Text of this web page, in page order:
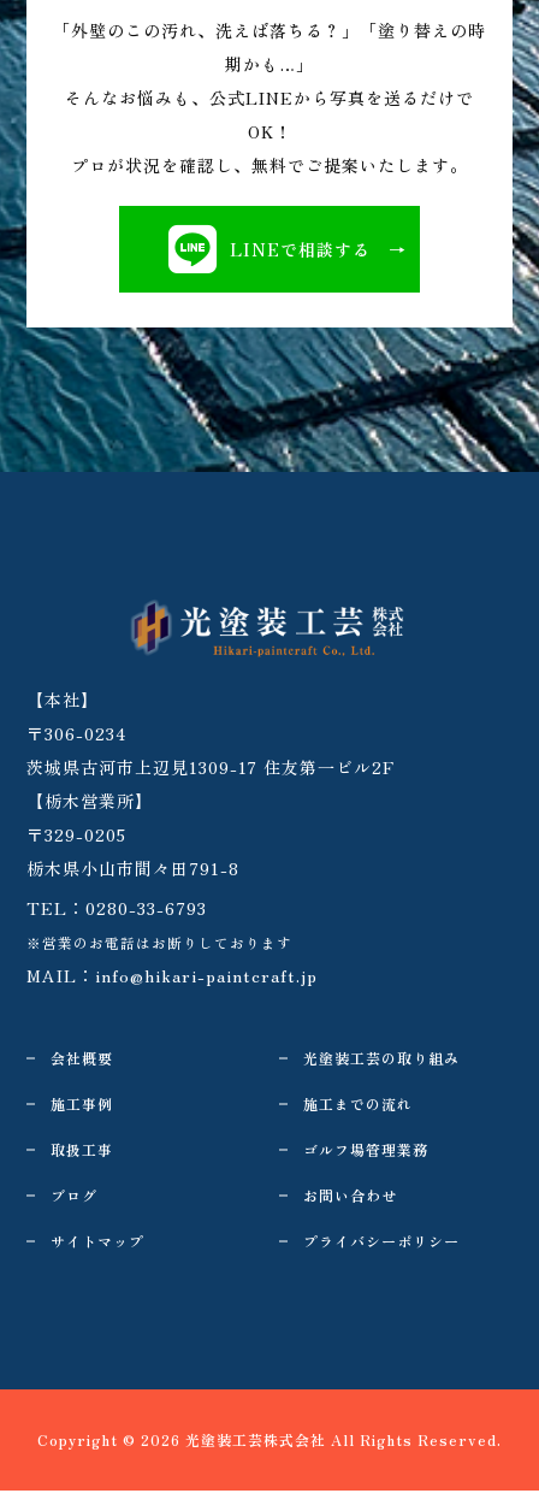
「外壁のこの汚れ、洗えば落ちる？」「塗り替えの時
期かも…」
そんなお悩みも、公式LINEから写真を送るだけで
OK！
プロが状況を確認し、無料でご提案いたします。
LINEで相談する
【本社】
〒306-0234
茨城県古河市上辺見1309-17 住友第一ビル2F
【栃木営業所】
〒329-0205
栃木県小山市間々田791-8
TEL：0280-33-6793
※営業のお電話はお断りしております
MAIL： info@hikari-paintcraft.jp
会社概要 光塗装工芸の取り組み
施工事例 施工までの流れ
取扱工事 ゴルフ場管理業務
ブログ お問い合わせ
サイトマップ プライバシーポリシー
Copyright © 2026 光塗装工芸株式会社 All Rights Reserved.